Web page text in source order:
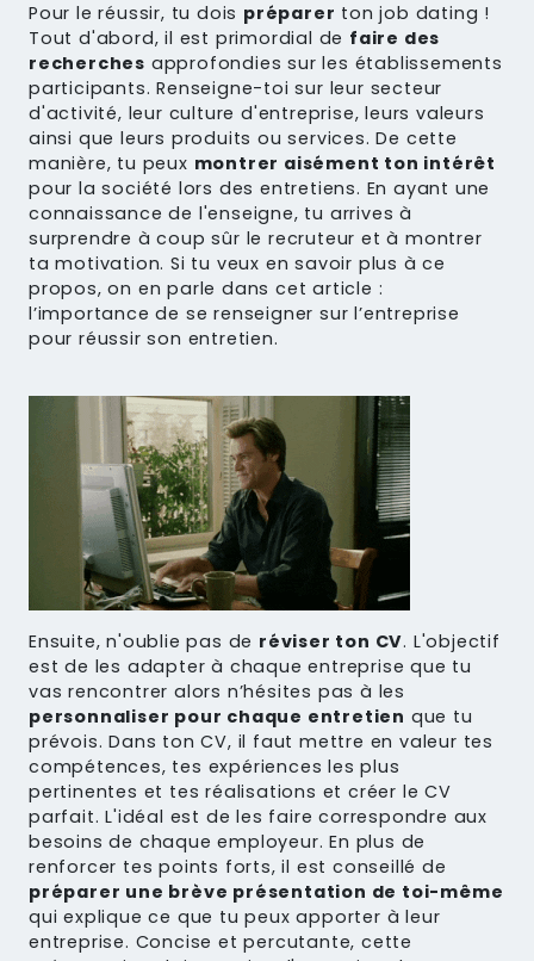
Pour le réussir, tu dois préparer ton job dating !
Tout d'abord, il est primordial de faire des
recherches approfondies sur les établissements
participants. Renseigne-toi sur leur secteur
d'activité, leur culture d'entreprise, leurs valeurs
ainsi que leurs produits ou services. De cette
manière, tu peux montrer aisément ton intérêt
pour la société lors des entretiens. En ayant une
connaissance de l'enseigne, tu arrives à
surprendre à coup sûr le recruteur et à montrer
ta motivation. Si tu veux en savoir plus à ce
propos, on en parle dans cet article :
l’importance de se renseigner sur l’entreprise
pour réussir son entretien.
Ensuite, n'oublie pas de réviser ton CV. L'objectif
est de les adapter à chaque entreprise que tu
vas rencontrer alors n’hésites pas à les
personnaliser pour chaque entretien que tu
prévois. Dans ton CV, il faut mettre en valeur tes
compétences, tes expériences les plus
pertinentes et tes réalisations etcréer le CV
parfait. L'idéal est de les faire correspondre aux
besoins de chaque employeur. En plus de
renforcer tes points forts, il est conseillé de
préparer une brève présentation de toi-même
qui explique ce que tu peux apporter à leur
entreprise. Concise et percutante, cette